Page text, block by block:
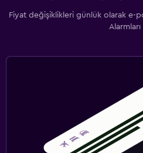
Fiyat değişiklikleri günlük olarak e-
Alarmları